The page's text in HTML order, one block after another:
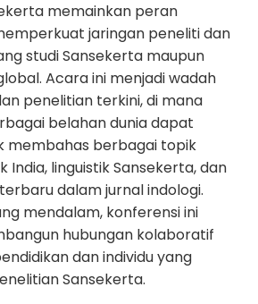
memainkan peran
jaringan peneliti dan
studi Sansekerta maupun
Acara ini menjadi wadah
penelitian terkini, di mana
belahan dunia dapat
membahas berbagai topik
India, linguistik Sansekerta, dan
dalam jurnal indologi.
mendalam, konferensi ini
hubungan kolaboratif
dan individu yang
Sansekerta.